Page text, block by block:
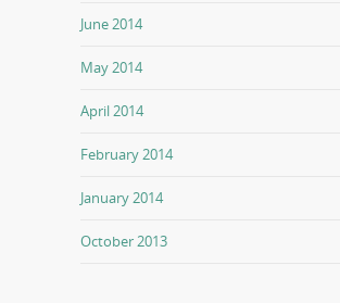
June 2014
May 2014
April 2014
February 2014
January 2014
October 2013